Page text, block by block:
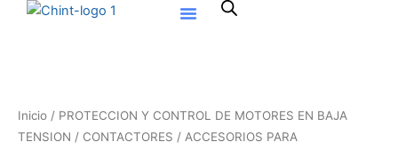
Inicio / PROTECCION Y CONTROL DE MOTORES EN BAJA
TENSION / CONTACTORES / ACCESORIOS PARA